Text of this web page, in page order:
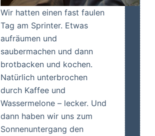
Wir hatten einen fast faulen
Tag am Sprinter. Etwas
aufräumen und
saubermachen und dann
brotbacken und kochen.
Natürlich unterbrochen
durch Kaffee und
Wassermelone – lecker. Und
dann haben wir uns zum
Sonnenuntergang den